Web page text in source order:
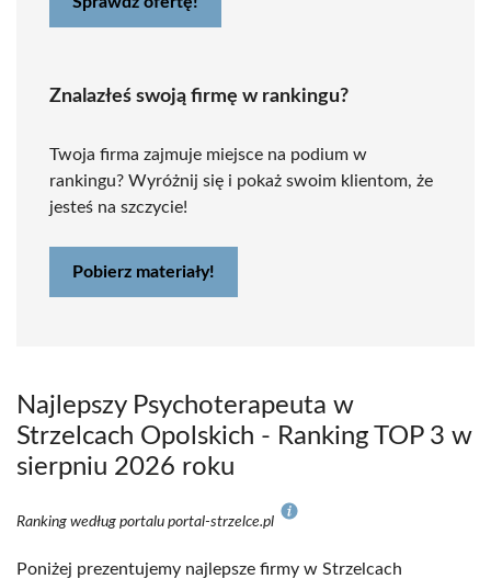
Znalazłeś swoją firmę w rankingu?
Twoja firma zajmuje miejsce na podium w
rankingu? Wyróżnij się i pokaż swoim klientom, że
jesteś na szczycie!
Pobierz materiały!
Najlepszy Psychoterapeuta w
Strzelcach Opolskich - Ranking TOP 3 w
sierpniu 2026 roku
Ranking według portalu portal-strzelce.pl
Poniżej prezentujemy najlepsze firmy w Strzelcach